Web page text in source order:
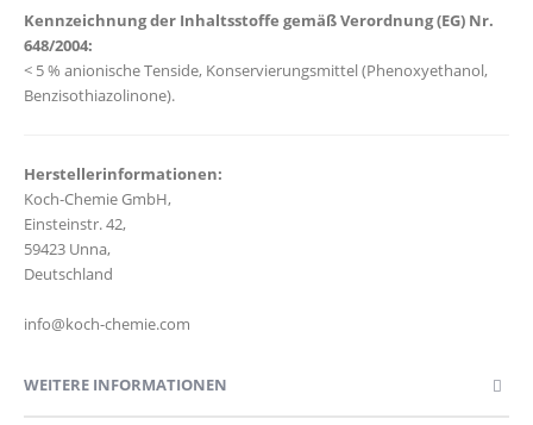
Kennzeichnung der Inhaltsstoffe gemäß Verordnung (EG) Nr.
648/2004:
< 5 % anionische Tenside, Konservierungsmittel (Phenoxyethanol,
Benzisothiazolinone).
Herstellerinformationen:
Koch‑Chemie GmbH,
Einsteinstr. 42,
59423 Unna,
Deutschland
info@koch-chemie.com
WEITERE INFORMATIONEN